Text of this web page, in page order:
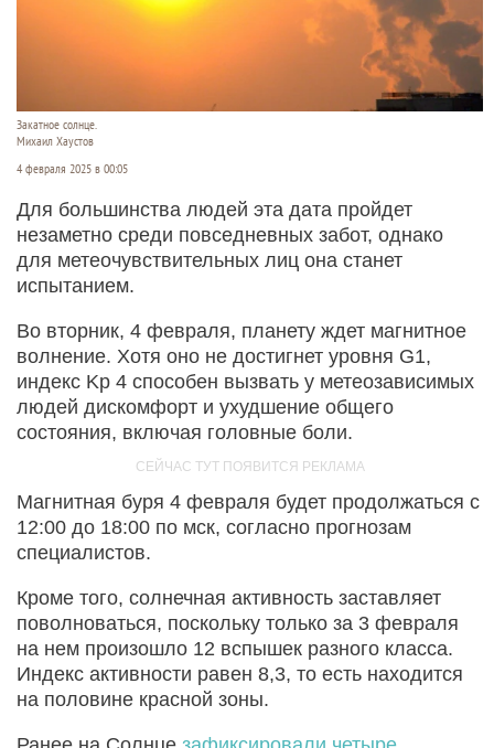
Закатное солнце.
Михаил Хаустов
4 февраля 2025 в 00:05
Для большинства людей эта дата пройдет
незаметно среди повседневных забот, однако
для метеочувствительных лиц она станет
испытанием.
Во вторник, 4 февраля, планету ждет магнитное
волнение. Хотя оно не достигнет уровня G1,
индекс Kp 4 способен вызвать у метеозависимых
людей дискомфорт и ухудшение общего
состояния, включая головные боли.
Магнитная буря 4 февраля будет продолжаться с
12:00 до 18:00 по мск, согласно прогнозам
специалистов.
Кроме того, солнечная активность заставляет
поволноваться, поскольку только за 3 февраля
на нем произошло 12 вспышек разного класса.
Индекс активности равен 8,3, то есть находится
на половине красной зоны.